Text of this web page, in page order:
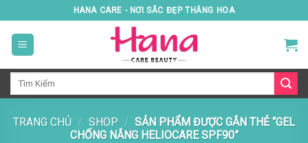
to
content
HANA CARE - NƠI SẮC ĐẸP THĂNG HOA
Tìm
TRANG CHỦ / SHOP / SẢN PHẨM ĐƯỢC GẮN THẺ “GEL
CHỐNG NẮNG HELIOCARE SPF90”